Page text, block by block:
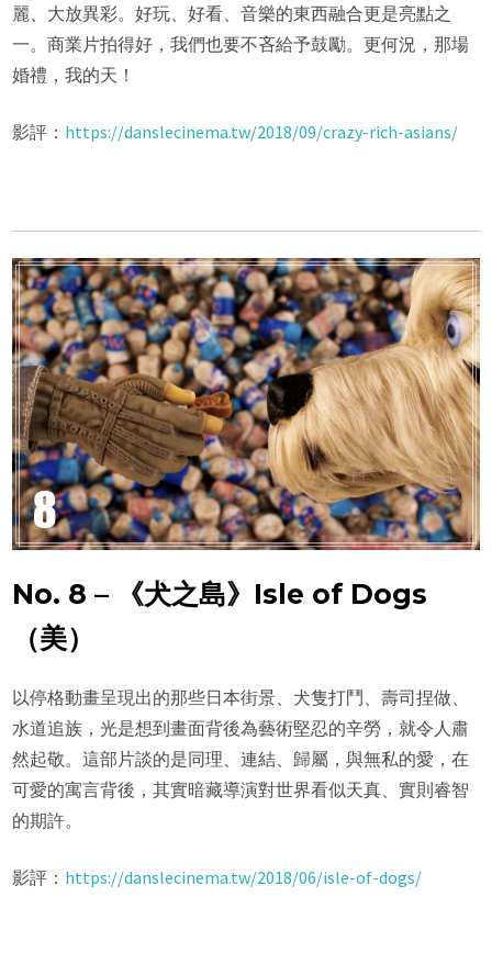
麗、大放異彩。好玩、好看、音樂的東西融合更是亮點之
一。商業片拍得好，我們也要不吝給予鼓勵。更何況，那場
婚禮，我的天！
影評： https://danslecinema.tw/2018/09/crazy-rich-asians/
No. 8 – 《犬之島》Isle of Dogs
（美）
以停格動畫呈現出的那些日本街景、犬隻打鬥、壽司捏做、
水道追族，光是想到畫面背後為藝術堅忍的辛勞，就令人肅
然起敬。這部片談的是同理、連結、歸屬，與無私的愛，在
可愛的寓言背後，其實暗藏導演對世界看似天真、實則睿智
的期許。
影評： https://danslecinema.tw/2018/06/isle-of-dogs/